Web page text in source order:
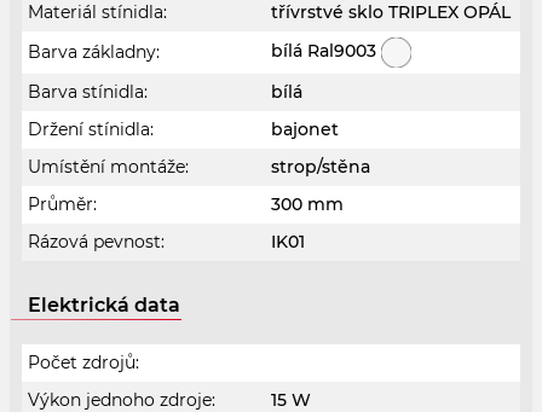
Materiál stínidla:
třívrstvé sklo TRIPLEX OPÁL
Barva základny:
bílá Ral9003
Barva stínidla:
bílá
Držení stínidla:
bajonet
Umístění montáže:
strop/stěna
Průměr:
300 mm
Rázová pevnost:
IK01
Elektrická data
Počet zdrojů:
Výkon jednoho zdroje:
15 W